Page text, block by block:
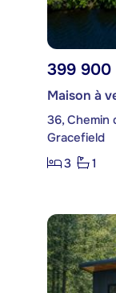
399 900
Maison à
36, Chemin
Gracefield
3
1